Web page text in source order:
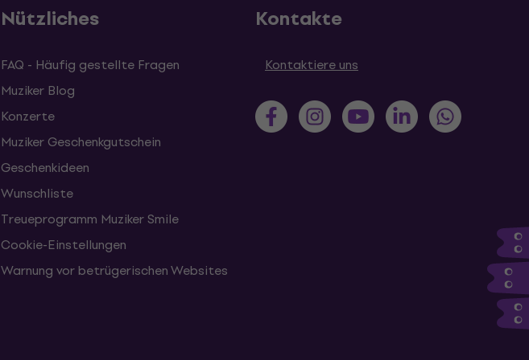
Nützliches
FAQ - Häufig gestellte Fragen
Muziker Blog
Konzerte
Muziker Geschenkgutschein
Geschenkideen
Wunschliste
Treueprogramm Muziker Smile
Cookie-Einstellungen
Warnung vor betrügerischen Websites
Kontakte
Kontaktiere uns